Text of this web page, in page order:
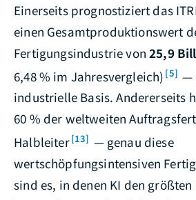
Einerseits prognostiziert das
einen Gesamtproduktionswert
Fertigungsindustrie von25,9
6,48 % im Jahresvergleich) [5] —
industrielle Basis. Andererseits
60 % der weltweiten
Halbleiter[13] — genau diese
wertschöpfungsintensiven
sind es, in denen KI den